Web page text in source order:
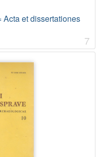
et dissertationes
7